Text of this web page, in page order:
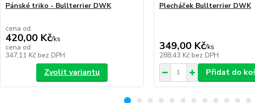
Pánské triko - Bullterrier DWK
cena od
420,00 Kč/ks
cena od
347,11 Kč bez DPH
Zvolit variantu
Plecháček Bullterrier DWK
349,00 Kč/ks
288,43 Kč bez DPH
Přidat do